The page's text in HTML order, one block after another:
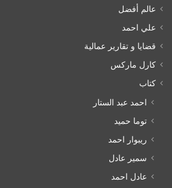
عالم أفضل
علي احمد
قضايا و تقارير عمالية
كارل ماركس
كتاب
احمد عبد الستار
توما حميد
ريبوار احمد
سمير عادل
عادل احمد